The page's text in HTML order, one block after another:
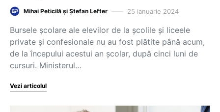
Mihai Peticilă și Ștefan Lefter 25 ianuarie 2024
Bursele școlare ale elevilor de la școlile și liceele
private și confesionale nu au fost plătite până acum,
de la începului acestui an școlar, după cinci luni de
cursuri. Ministerul…
Vezi articolul